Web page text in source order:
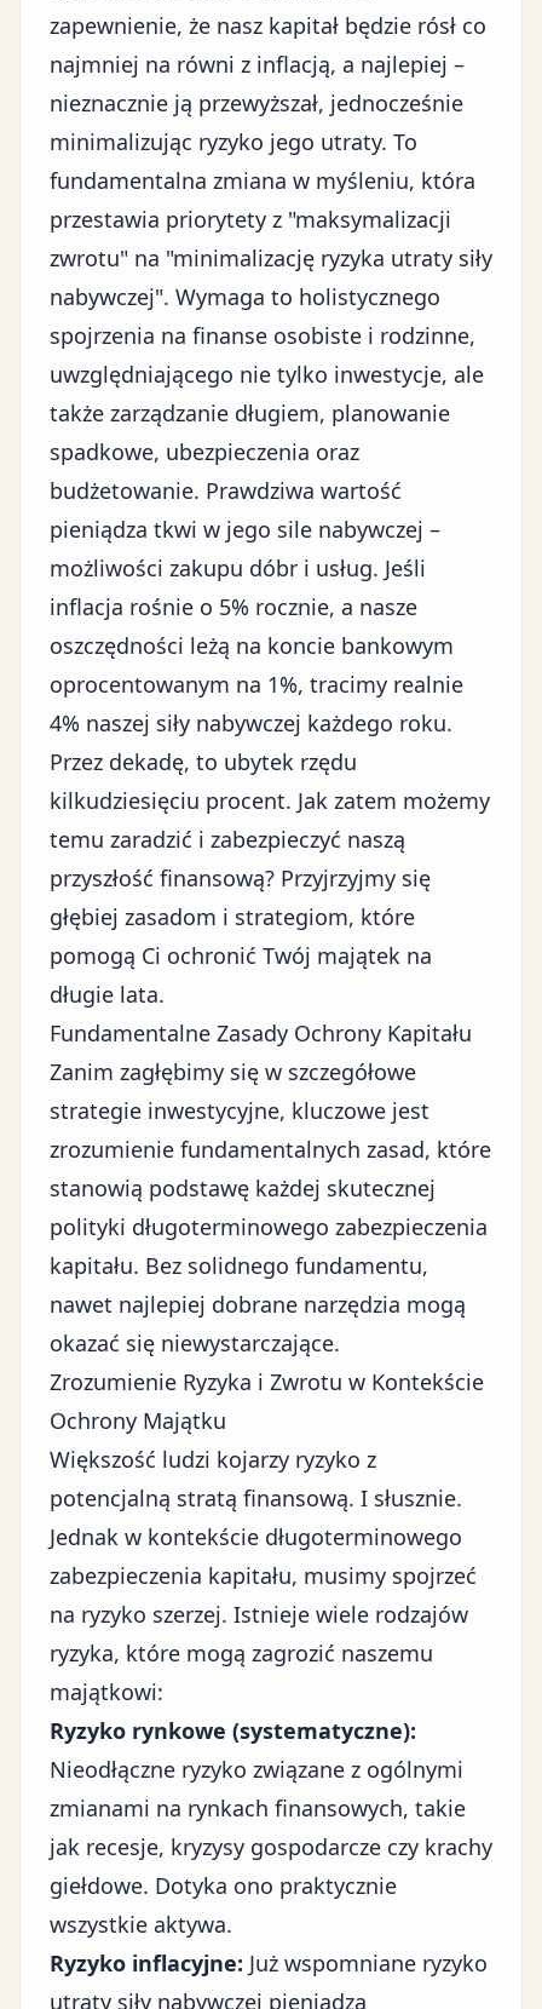
zapewnienie, że nasz kapitał będzie rósł co
najmniej na równi z inflacją, a najlepiej –
nieznacznie ją przewyższał, jednocześnie
minimalizując ryzyko jego utraty. To
fundamentalna zmiana w myśleniu, która
przestawia priorytety z "maksymalizacji
zwrotu" na "minimalizację ryzyka utraty siły
nabywczej". Wymaga to holistycznego
spojrzenia na finanse osobiste i rodzinne,
uwzględniającego nie tylko inwestycje, ale
także zarządzanie długiem, planowanie
spadkowe, ubezpieczenia oraz
budżetowanie. Prawdziwa wartość
pieniądza tkwi w jego sile nabywczej –
możliwości zakupu dóbr i usług. Jeśli
inflacja rośnie o 5% rocznie, a nasze
oszczędności leżą na koncie bankowym
oprocentowanym na 1%, tracimy realnie
4% naszej siły nabywczej każdego roku.
Przez dekadę, to ubytek rzędu
kilkudziesięciu procent. Jak zatem możemy
temu zaradzić i zabezpieczyć naszą
przyszłość finansową? Przyjrzyjmy się
głębiej zasadom i strategiom, które
pomogą Ci ochronić Twój majątek na
długie lata.
Fundamentalne Zasady Ochrony Kapitału
Zanim zagłębimy się w szczegółowe
strategie inwestycyjne, kluczowe jest
zrozumienie fundamentalnych zasad, które
stanowią podstawę każdej skutecznej
polityki długoterminowego zabezpieczenia
kapitału. Bez solidnego fundamentu,
nawet najlepiej dobrane narzędzia mogą
okazać się niewystarczające.
Zrozumienie Ryzyka i Zwrotu w Kontekście
Ochrony Majątku
Większość ludzi kojarzy ryzyko z
potencjalną stratą finansową. I słusznie.
Jednak w kontekście długoterminowego
zabezpieczenia kapitału, musimy spojrzeć
na ryzyko szerzej. Istnieje wiele rodzajów
ryzyka, które mogą zagrozić naszemu
majątkowi:
Ryzyko rynkowe (systematyczne):
Nieodłączne ryzyko związane z ogólnymi
zmianami na rynkach finansowych, takie
jak recesje, kryzysy gospodarcze czy krachy
giełdowe. Dotyka ono praktycznie
wszystkie aktywa.
Ryzyko inflacyjne: Już wspomniane ryzyko
utraty siły nabywczej pieniądza